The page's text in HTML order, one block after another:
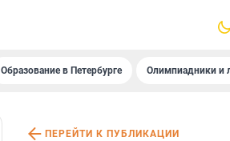
Образование в Петербурге Олимпиадники и
ПЕРЕЙТИ К ПУБЛИКАЦИИ